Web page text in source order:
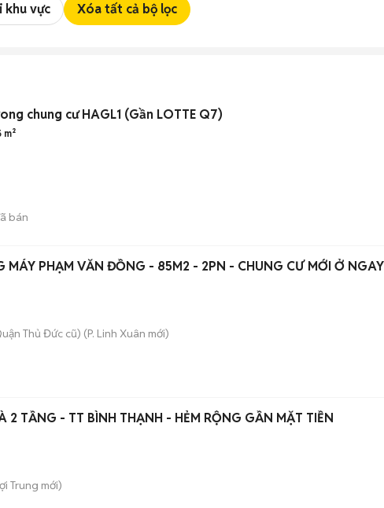
khu vực Xóa tất cả bộ lọc
chung cư HAGL1 (Gần LOTTE Q7)
m²
bán
MÁY PHẠM VĂN ĐỒNG - 85M2 - 2PN - CHUNG CƯ MỚI Ở NGAY
Thủ Đức cũ) (P. Linh Xuân mới)
CHỈ 1 TỶ - BÁN NHÀ 2 TẦNG - TT BÌNH THẠNH - HẺM RỘNG GẦN MẶT TIỀN
Trung mới)